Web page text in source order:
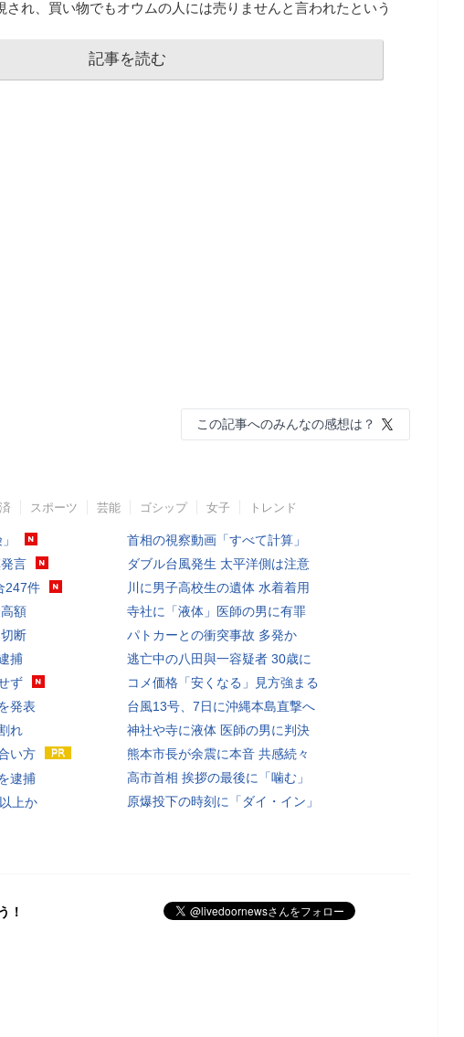
され、買い物でもオウムの人には売りませんと言われたという
記事を読む
この記事へのみんなの感想は？
スポーツ 芸能 ゴシップ 女子 トレンド
言
247件
額
断
捕
ず
発表
れ
い方
逮捕
上か
首相の視察動画「すべて計算」
ダブル台風発生 太平洋側は注意
川に男子高校生の遺体 水着着用
寺社に「液体」医師の男に有罪
パトカーとの衝突事故 多発か
逃亡中の八田與一容疑者 30歳に
コメ価格「安くなる」見方強まる
台風13号、7日に沖縄本島直撃へ
神社や寺に液体 医師の男に判決
熊本市長が余震に本音 共感続々
高市首相 挨拶の最後に「噛む」
原爆投下の時刻に「ダイ・イン」
！